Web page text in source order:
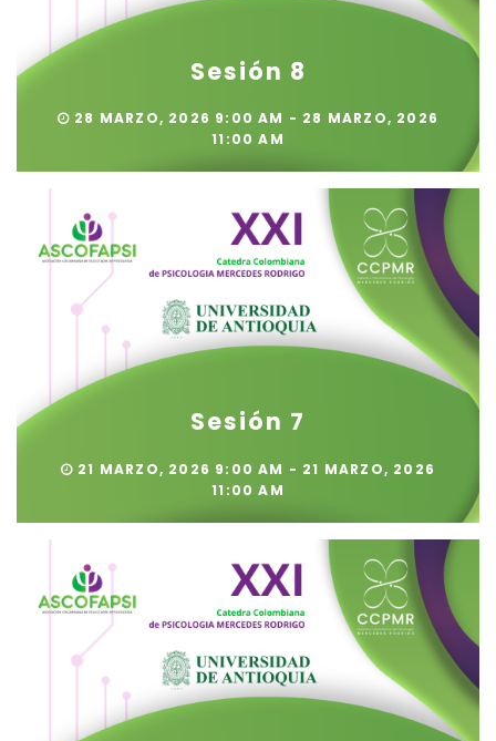
Sesión 8
28 MARZO, 2026 9:00 AM - 28 MARZO, 2026
11:00 AM
Sesión 7
21 MARZO, 2026 9:00 AM - 21 MARZO, 2026
11:00 AM